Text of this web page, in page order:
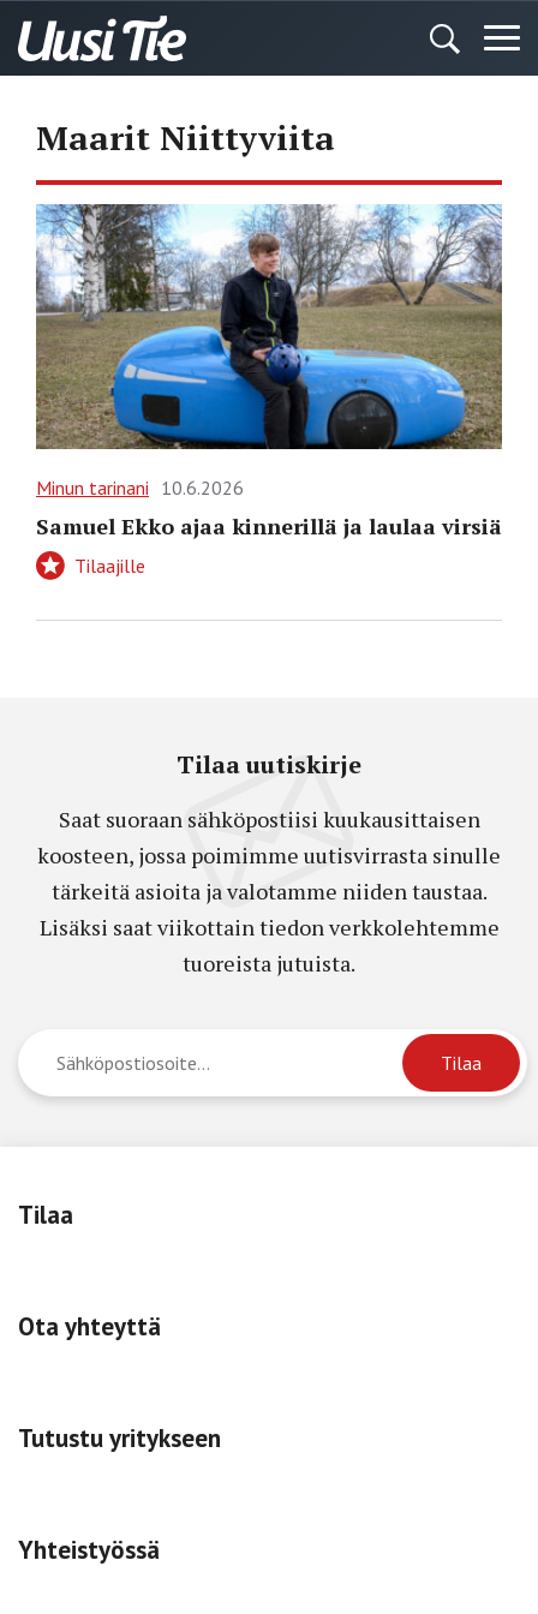
Maarit Niittyviita
Minun tarinani 10.6.2026
Samuel Ekko ajaa kinnerillä ja laulaa virsiä
Tilaajille
Tilaa uutiskirje
Saat suoraan sähköpostiisi kuukausittaisen
koosteen, jossa poimimme uutisvirrasta sinulle
tärkeitä asioita ja valotamme niiden taustaa.
Lisäksi saat viikottain tiedon verkkolehtemme
tuoreista jutuista.
Tilaa
Ota yhteyttä
Tutustu yritykseen
Yhteistyössä